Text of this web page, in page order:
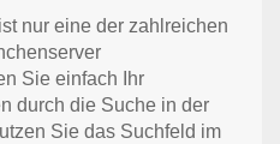
nur eine der zahlreichen
Sie einfach Ihr
durch die Suche in der
Sie das Suchfeld im